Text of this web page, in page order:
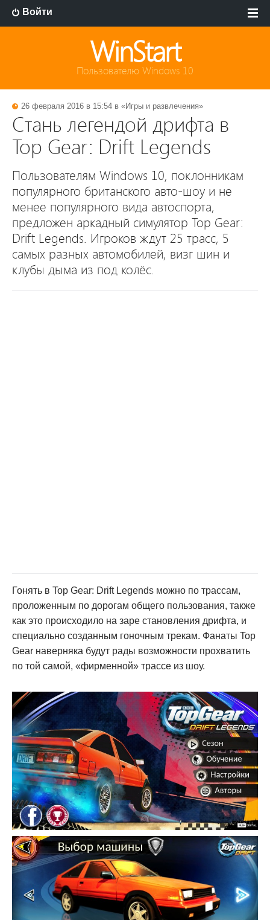
Войти
WinStart
Пользователю Windows 10
26 февраля 2016 в 15:54 в «Игры и развлечения»
Стань легендой дрифта в
Top Gear: Drift Legends
Пользователям Windows 10, поклонникам
популярного британского авто-шоу и не
менее популярного вида автоспорта,
предложен аркадный симулятор Top Gear:
Drift Legends. Игроков ждут 25 трасс, 5
самых разных автомобилей, визг шин и
клубы дыма из под колёс.
Гонять в Top Gear: Drift Legends можно по трассам,
проложенным по дорогам общего пользования, также
как это происходило на заре становления дрифта, и
специально созданным гоночным трекам. Фанаты Top
Gear наверняка будут рады возможности прохватить
по той самой, «фирменной» трассе из шоу.